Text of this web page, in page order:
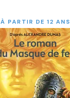
À PARTIR DE 12 ANS